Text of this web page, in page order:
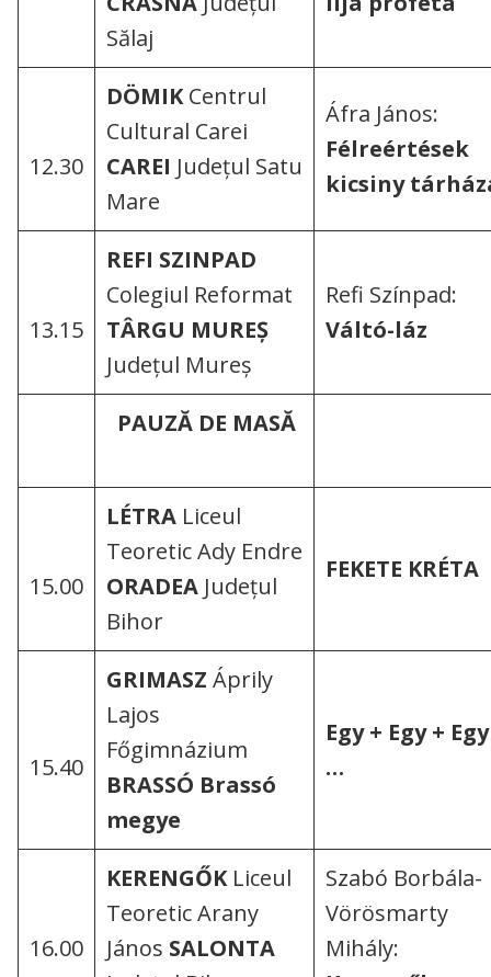
Sălaj
12.30
DÖMIKCentrul
Cultural Carei
CAREI Județul Satu
Mare
Áfra János:
Félreértések
kicsiny
13.15
REFI SZINPAD
Colegiul Reformat
TÂRGU MUREȘ
Județul Mureș
Refi Színpad:
Váltó-láz
PAUZĂ DE MASĂ
15.00
LÉTRA Liceul
Teoretic Ady Endre
ORADEA Județul
Bihor
FEKETE KRÉTA
15.40
GRIMASZ Áprily
Lajos
Főgimnázium
BRASSÓ Brassó
megye
Egy + Egy +
…
16.00
KERENGŐKLiceul
Teoretic Arany
János SALONTA
Szabó Borbála-
Vörösmarty
Mihály: